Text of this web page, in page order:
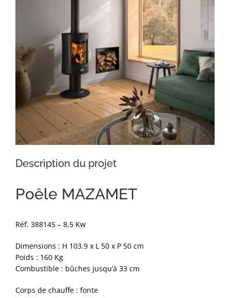
Description du projet
Poêle MAZAMET
Réf. 388145 – 8,5 Kw
Dimensions : H 103.9 x L 50 x P 50 cm
Poids : 160 Kg
Combustible : bûches jusqu’à 33 cm
Corps de chauffe : fonte